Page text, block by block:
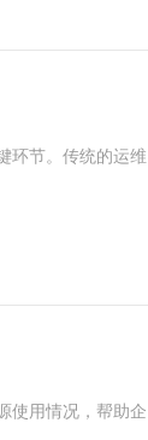
环节。传统的运维
使用情况，帮助企